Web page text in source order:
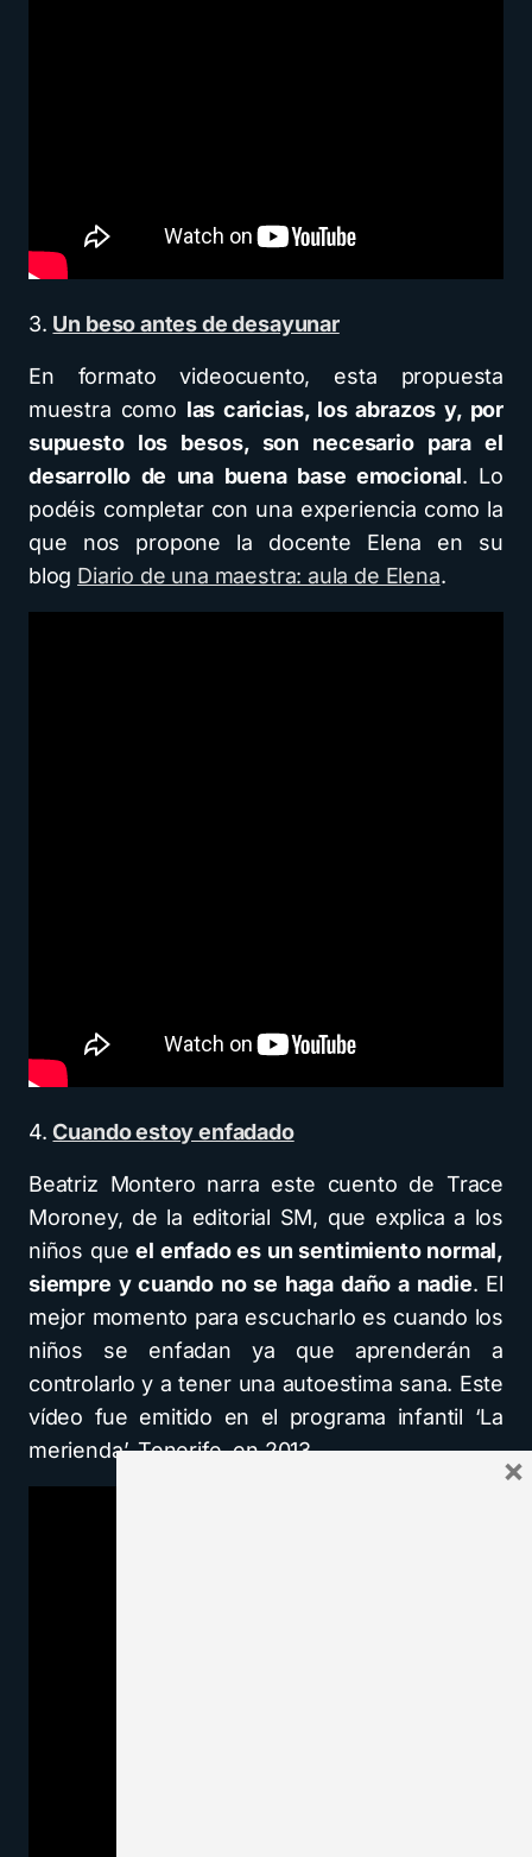
3. Un beso antes de desayunar
En formato videocuento, esta propuesta
muestra como las caricias, los abrazos y, por
supuesto los besos, son necesario para el
desarrollo de una buena base emocional. Lo
podéis completar con una experiencia como la
que nos propone la docente Elena en su
blog Diario de una maestra: aula de Elena.
4.Cuando estoy enfadado
Beatriz Montero narra este cuento de Trace
Moroney, de la editorial SM, que explica a los
niños queel enfado es un sentimiento normal,
siempre y cuando no se haga daño a nadie. El
mejor momento para escucharlo es cuando los
niños se enfadan ya que aprenderán a
controlarlo y a tener una autoestima sana. Este
vídeo fue emitido en el programa infantil ‘La
merienda’, Tenerife, en 2013.
×